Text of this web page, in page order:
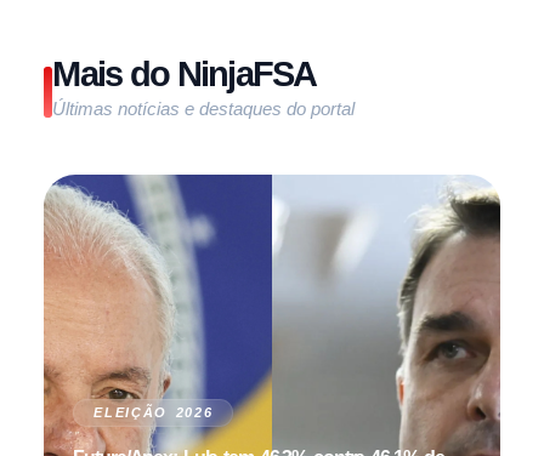
Mais do NinjaFSA
Últimas notícias e destaques do portal
ELEIÇÃO 2026